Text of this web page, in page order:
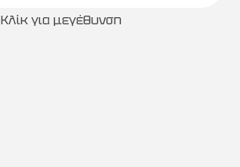
Κλίκ για μεγέθυνση